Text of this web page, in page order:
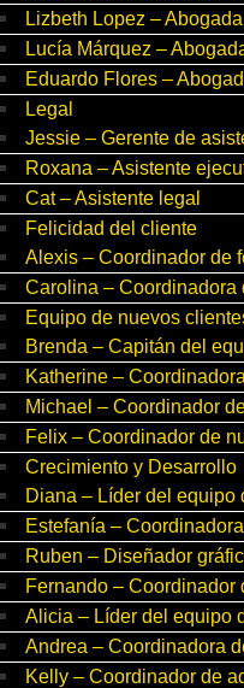
Lizbeth Lopez – Abogada
Lucía Márquez –
Eduardo Flores –
Legal
Jessie – Gerente de
Roxana – Asistente
Cat – Asistente legal
Felicidad del cliente
Alexis – Coordinador de
Carolina –
Equipo de nuevos
Brenda – Capitán del
Katherine –
Michael – Coordinador
Felix – Coordinador de
Crecimiento y Desarrollo
Diana – Líder del equipo
Estefanía –
Ruben – Diseñador
Fernando – Coordinador
Alicia – Líder del equipo
Andrea – Coordinadora
Kelly – Coordinador de